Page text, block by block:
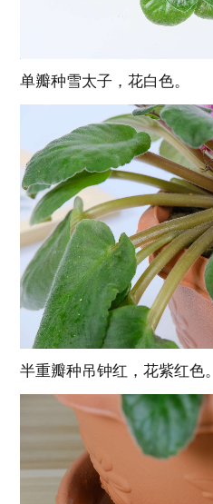
单瓣种雪太子，花白色。
半重瓣种吊钟红，花紫红色。